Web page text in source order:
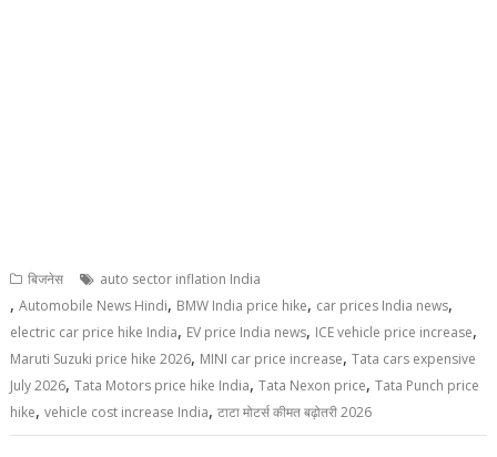
बिजनेस auto sector inflation India
,Automobile News Hindi, BMW India price hike, car prices India news,
electric car price hike India, EV price India news, ICE vehicle price increase,
Maruti Suzuki price hike 2026, MINI car price increase,Tata cars expensive
July 2026,Tata Motors price hike India,Tata Nexon price,Tata Punch price
hike,vehicle cost increase India,टाटा मोटर्स कीमत बढ़ोतरी 2026